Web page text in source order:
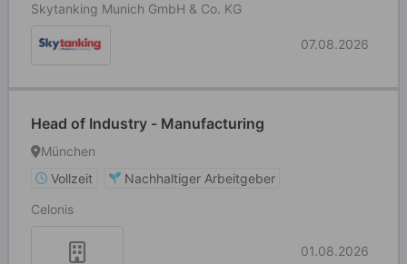
Skytanking Munich GmbH & Co. KG
07.08.2026
Head of Industry - Manufacturing
München
Vollzeit
Nachhaltiger Arbeitgeber
Celonis
01.08.2026